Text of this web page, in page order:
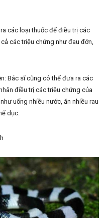
các loại thuốc để điều trị các
các triệu chứng như đau đớn,
Bác sĩ cũng có thể đưa ra các
điều trị các triệu chứng của
uống nhiều nước, ăn nhiều rau
dục.